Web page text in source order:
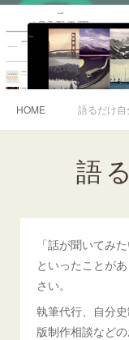
HOME 語るだけ自
語
「話が聞いてみ
といったことが
さい。
執筆代行、自分
版制作相談など